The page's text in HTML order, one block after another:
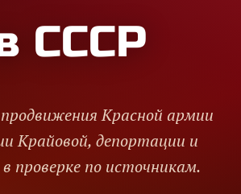
СССР
продвижения Красной армии
Крайовой, депортации и
проверке по источникам.